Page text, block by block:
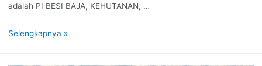
adalah PI BESI BAJA, KEHUTANAN, …
Selengkapnya »